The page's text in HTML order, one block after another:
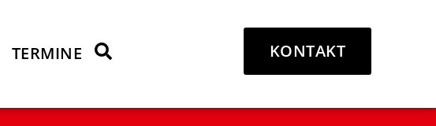
TERMINE KONTAKT